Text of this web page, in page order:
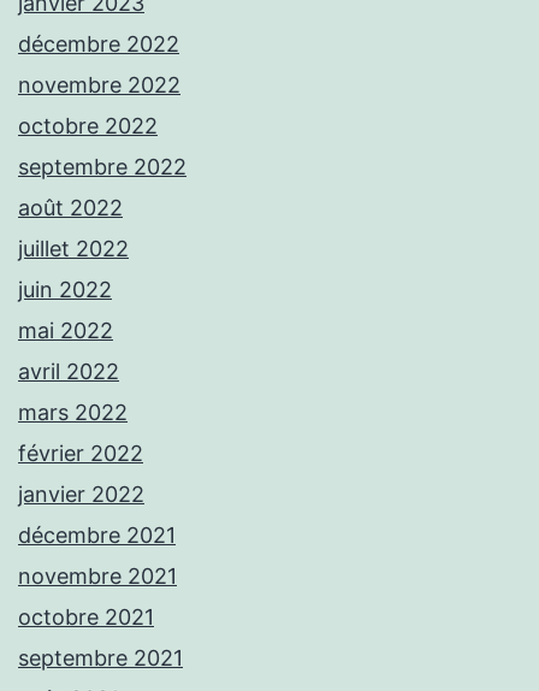
décembre 2022
novembre 2022
octobre 2022
septembre 2022
août 2022
juillet 2022
juin 2022
mai 2022
avril 2022
mars 2022
février 2022
janvier 2022
décembre 2021
novembre 2021
octobre 2021
septembre 2021